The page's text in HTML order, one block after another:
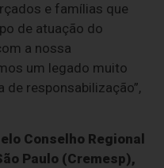
e famílias que
de atuação do
a nossa
um legado muito
responsabilização”,
Conselho Regional
Paulo (Cremesp),